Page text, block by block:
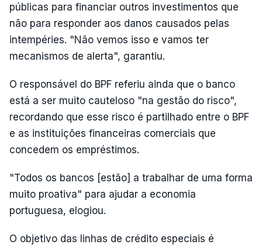
públicas para financiar outros investimentos que
não para responder aos danos causados pelas
intempéries. "Não vemos isso e vamos ter
mecanismos de alerta", garantiu.
O responsável do BPF referiu ainda que o banco
está a ser muito cauteloso "na gestão do risco",
recordando que esse risco é partilhado entre o BPF
e as instituições financeiras comerciais que
concedem os empréstimos.
"Todos os bancos [estão] a trabalhar de uma forma
muito proativa" para ajudar a economia
portuguesa, elogiou.
O objetivo das linhas de crédito especiais é